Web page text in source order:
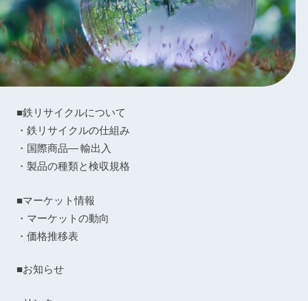
■鉄リサイクルについて
・鉄リサイクルの仕組み
・国際商品― 輸出入
・製品の種類と検収規格
■マーケット情報
・マーケットの動向
・価格推移表
■お知らせ